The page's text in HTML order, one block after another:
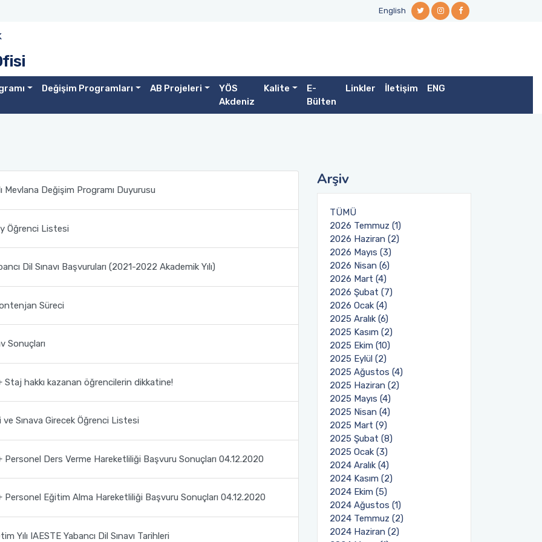
English
Değişim Programları AB Projeleri
YÖS
Akdeniz
Kalite
E-
Bülten
Linkler İletişim ENG
Mevlana Değişim Programı Duyurusu
Öğrenci Listesi
Dil Sınavı Başvuruları (2021-2022 Akademik Yılı)
Süreci
Sonuçları
hakkı kazanan öğrencilerin dikkatine!
ve Sınava Girecek Öğrenci Listesi
Ders Verme Hareketliliği Başvuru Sonuçları 04.12.2020
Eğitim Alma Hareketliliği Başvuru Sonuçları 04.12.2020
Yılı IAESTE Yabancı Dil Sınavı Tarihleri
Arşiv
TÜMÜ
2026 Temmuz (1)
2026 Haziran (2)
2026 Mayıs (3)
2026 Nisan (6)
2026 Mart (4)
2026 Şubat (7)
2026 Ocak (4)
2025 Aralık (6)
2025 Kasım (2)
2025 Ekim (10)
2025 Eylül (2)
2025 Ağustos (4)
2025 Haziran (2)
2025 Mayıs (4)
2025 Nisan (4)
2025 Mart (9)
2025 Şubat (8)
2025 Ocak (3)
2024 Aralık (4)
2024 Kasım (2)
2024 Ekim (5)
2024 Ağustos (1)
2024 Temmuz (2)
2024 Haziran (2)